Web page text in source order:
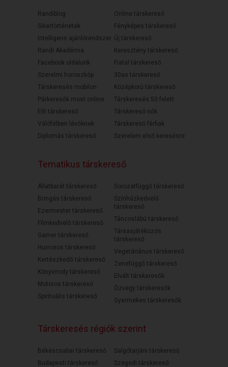
Randiblog
Sikertörténetek
Intelligens ajánlórendszer
Randi Akadémia
Facebook oldalunk
Szerelmi horoszkóp
Társkeresés mobilon
Párkeresők most online
Elit társkereső
Válófélben lévőknek
Diplomás társkereső
Online társkereső
Fényképes társkereső
Új társkereső
Keresztény társkereső
Fiatal társkereső
30as társkereső
Középkorú társkereső
Társkeresés 50 felett
Társkereső nők
Társkereső férfiak
Szerelem első keresésre
Tematikus társkereső
Állatbarát társkereső
Bringás társkereső
Ezermester társkereső
Filmkedvelő társkereső
Gamer társkereső
Humoros társkereső
Kertészkedő társkereső
Könyvmoly társkereső
Motoros társkereső
Spirituális társkereső
Sorozatfüggő társkereső
Színházkedvelő
társkereső
Táncoslábú társkereső
Társasjátékozós
társkereső
Vegetáriánus társkereső
Zenefüggő társkereső
Elvált társkeresők
Özvegy társkeresők
Gyermekes társkeresők
Társkeresés régiók szerint
Békéscsabai társkereső
Budapesti társkereső
Salgótarjáni társkereső
Szegedi társkereső